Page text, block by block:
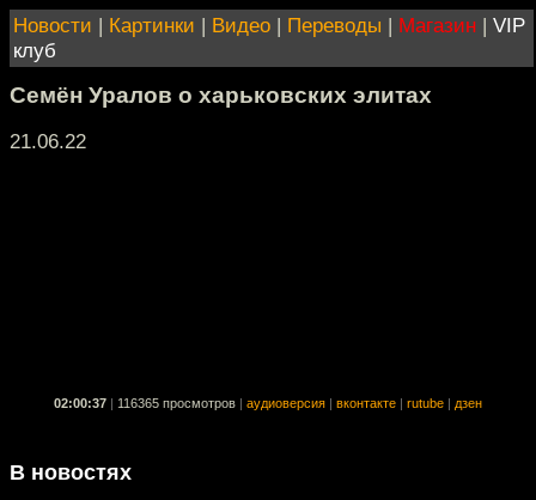
Новости | Картинки | Видео | Переводы | Магазин | VIP
клуб
Семён Уралов о харьковских элитах
21.06.22
02:00:37 116365 просмотров аудиоверсия вконтакте rutube дзен
В новостях